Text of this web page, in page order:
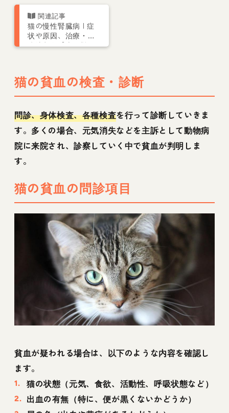
猫の慢性腎臓病 | 症
状や原因、治療・予
防法など【専門獣医
猫の貧血の検査・診断
問診、身体検査、各種検査を行って診断していきま
す。多くの場合、元気消失などを主訴として動物病
院に来院され、診察していく中で貧血が判明しま
す。
猫の貧血の問診項目
貧血が疑われる場合は、以下のような内容を確認し
ます。
猫の状態（元気、食欲、活動性、呼吸状態など）
出血の有無（特に、便が黒くないかどうか）